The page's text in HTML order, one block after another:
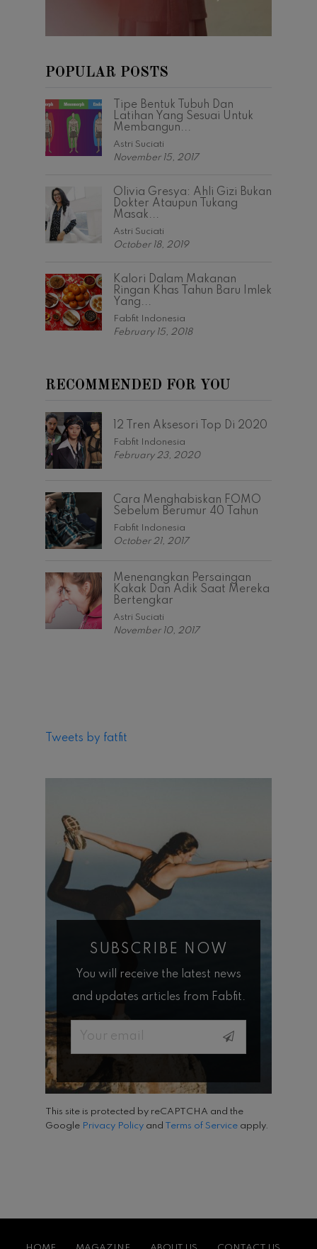
POPULAR POSTS
Tipe Bentuk Tubuh Dan
Latihan Yang Sesuai Untuk
Membangun...
Astri Suciati
November 15, 2017
Olivia Gresya: Ahli Gizi Bukan
Dokter Ataupun Tukang
Masak...
Astri Suciati
October 18, 2019
Kalori Dalam Makanan
Ringan Khas Tahun Baru Imlek
Yang...
Fabfit Indonesia
February 15, 2018
RECOMMENDED FOR YOU
12 Tren Aksesori Top Di 2020
Fabfit Indonesia
February 23, 2020
Cara Menghabiskan FOMO
Sebelum Berumur 40 Tahun
Fabfit Indonesia
October 21, 2017
Menenangkan Persaingan
Kakak Dan Adik Saat Mereka
Bertengkar
Astri Suciati
November 10, 2017
Tweets by fatfit
SUBSCRIBE NOW
You will receive the latest news
and updates articles from Fabfit.
Email
This site is protected by reCAPTCHA and the
Google Privacy Policy and Terms of Service apply.